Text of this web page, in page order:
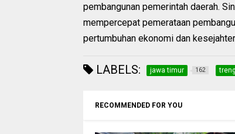
pembangunan pemerintah daerah.
mempercepat pemerataan
pertumbuhan ekonomi dan
LABELS: jawa timur 162
RECOMMENDED FOR YOU